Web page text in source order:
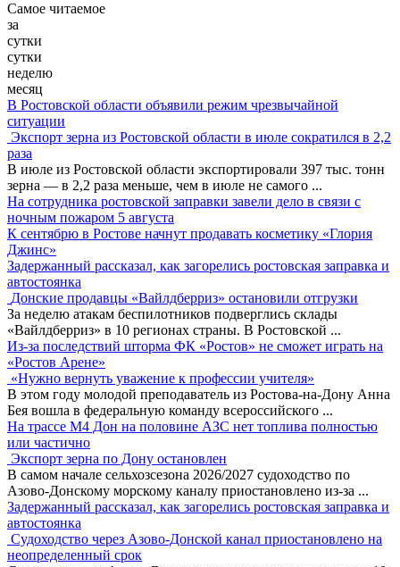
Самое читаемое
за
сутки
сутки
неделю
месяц
В Ростовской области объявили режим чрезвычайной
ситуации
Экспорт зерна из Ростовской области в июле сократился в 2,2
раза
В июле из Ростовской области экспортировали 397 тыс. тонн
зерна — в 2,2 раза меньше, чем в июле не самого ...
На сотрудника ростовской заправки завели дело в связи с
ночным пожаром 5 августа
К сентябрю в Ростове начнут продавать косметику «Глория
Джинс»
Задержанный рассказал, как загорелись ростовская заправка и
автостоянка
Донские продавцы «Вайлдберриз» остановили отгрузки
За неделю атакам беспилотников подверглись склады
«Вайлдберриз» в 10 регионах страны. В Ростовской ...
Из-за последствий шторма ФК «Ростов» не сможет играть на
«Ростов Арене»
«Нужно вернуть уважение к профессии учителя»
В этом году молодой преподаватель из Ростова-на-Дону Анна
Бея вошла в федеральную команду всероссийского ...
На трассе М4 Дон на половине АЗС нет топлива полностью
или частично
Экспорт зерна по Дону остановлен
В самом начале сельхозсезона 2026/2027 судоходство по
Азово-Донскому морскому каналу приостановлено из-за ...
Задержанный рассказал, как загорелись ростовская заправка и
автостоянка
Судоходство через Азово-Донской канал приостановлено на
неопределенный срок